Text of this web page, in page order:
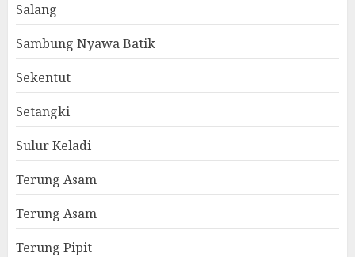
Salang
Sambung Nyawa Batik
Sekentut
Setangki
Sulur Keladi
Terung Asam
Terung Asam
Terung Pipit